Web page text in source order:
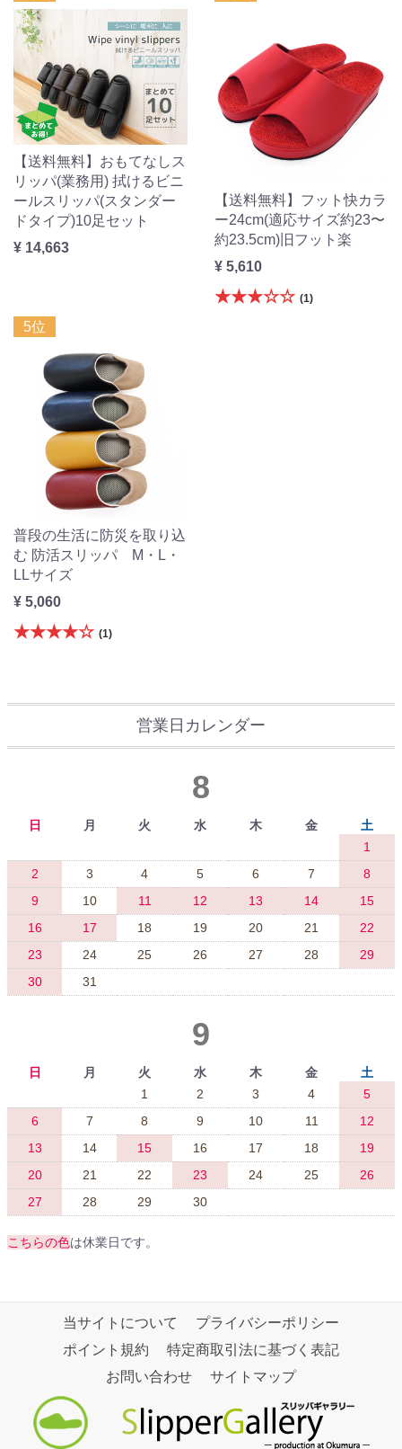
【送料無料】おもてなしス
リッパ(業務用) 拭けるビニ
ールスリッパ(スタンダー
ドタイプ)10足セット
¥ 14,663
【送料無料】フット快カラ
ー24cm(適応サイズ約23〜
約23.5cm)旧フット楽
¥ 5,610
★★★☆☆ (1)
5位
普段の生活に防災を取り込
む 防活スリッパ M・L・
LLサイズ
¥ 5,060
★★★★☆ (1)
営業日カレンダー
8
日 月 火 水 木 金
土
1
2
3 4 5 6 7
8
9
10 11 12 13 14
15
16
17 18 19 20 21
22
23
24 25 26 27 28
29
30
31
9
日 月 火 水 木 金
土
1
2 3 4
5
6
7 8 9 10 11
12
13
14 15 16 17 18
19
20
21 22 23 24 25
26
27
28 29 30
こちらの色は休業日です。
当サイトについて
プライバシーポリシー
ポイント規約
特定商取引法に基づく表記
お問い合わせ
サイトマップ